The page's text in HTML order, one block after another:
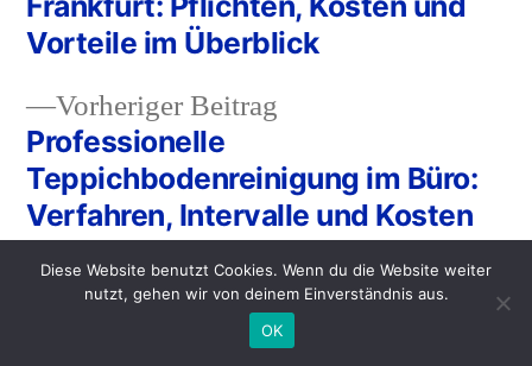
Vorheriger Beitrag
Professionelle
Teppichbodenreinigung im Büro:
Verfahren, Intervalle und Kosten
Vorteile im Überblick
Diese Website benutzt Cookies. Wenn du die Website weiter
nutzt, gehen wir von deinem Einverständnis aus.
OK